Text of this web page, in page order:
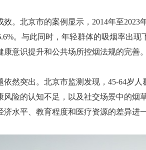
。北京市的案例显示，2014年至2023
。与此同时，年轻群体的吸烟率出
意识提升和公共场所控烟法规的完善。
然突出。北京市监测发现，45-64岁
险的认知不足，以及社交场景中的烟
水平、教育程度和医疗资源的差异进